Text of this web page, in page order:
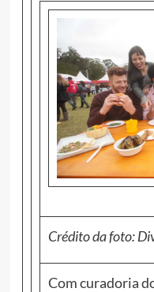
Crédito da foto:
Com curadoria